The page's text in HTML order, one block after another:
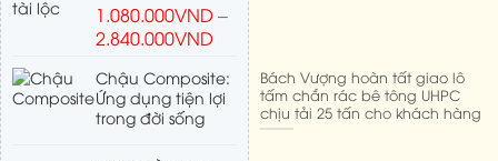
1.080.000VND–
2.840.000VND
Chậu Composite:
Ứng dụng tiện lợi
trong đời sống
Bách Vượng hoàn tất giao lô
tấm chắn rác bê tông UHPC
chịu tải 25 tấn cho khách hàng